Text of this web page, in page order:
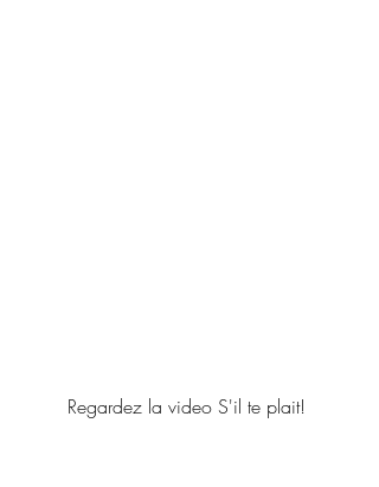
Regardez la video S'il te plait!